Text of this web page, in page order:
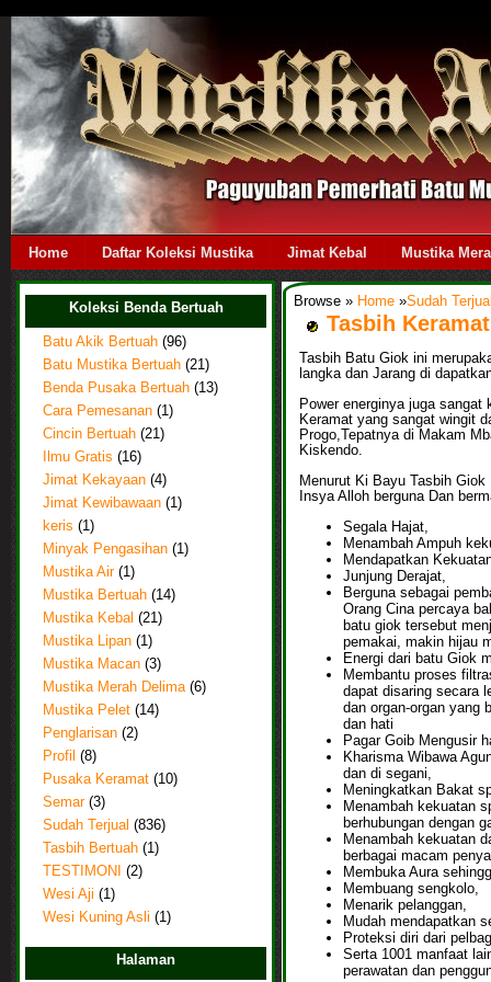
Home Daftar Koleksi Mustika Jimat Kebal Mustika
Koleksi Benda Bertuah
Batu Akik Bertuah (96)
Batu Mustika Bertuah (21)
Benda Pusaka Bertuah (13)
Cara Pemesanan (1)
Cincin Bertuah (21)
Ilmu Gratis (16)
Jimat Kekayaan (4)
Jimat Kewibawaan (1)
keris (1)
Minyak Pengasihan (1)
Mustika Air (1)
Mustika Bertuah (14)
Mustika Kebal (21)
Mustika Lipan (1)
Mustika Macan (3)
Mustika Merah Delima (6)
Mustika Pelet (14)
Penglarisan (2)
Profil (8)
Pusaka Keramat (10)
Semar (3)
Sudah Terjual (836)
Tasbih Bertuah (1)
TESTIMONI
(2)
Wesi Aji (1)
Wesi Kuning Asli (1)
Halaman
Browse » Home»Sudah
Tasbih
Tasbih Batu Giok ini
langka dan Jarang di
Power energinya juga sangat
Keramat yang sangat wingit
Progo,Tepatnya di Makam
Kiskendo.
Menurut Ki Bayu Tasbih
Insya Alloh berguna Dan
Segala Hajat,
Menambah Ampuh
Mendapatkan
Junjung Derajat,
Berguna sebagai
Orang Cina percaya
batu giok tersebut
pemakai, makin hijau
Energi dari batu Giok
Membantu proses
dapat disaring secara
dan organ-organ yang
dan hati
Pagar Goib Mengusir
Kharisma Wibawa
dan di segani,
Meningkatkan Bakat
Menambah kekuatan
berhubungan dengan
Menambah kekuatan
berbagai macam
Membuka Aura
Membuang sengkolo,
Menarik pelanggan,
Mudah mendapatkan
Proteksi diri dari
Serta 1001 manfaat
perawatan dan